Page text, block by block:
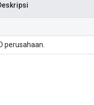
ID perusahaan.